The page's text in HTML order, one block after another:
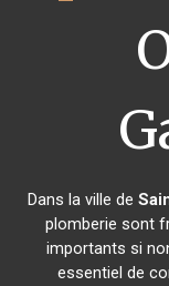
Dans la ville de
plomberie sont
importants si
essentiel de